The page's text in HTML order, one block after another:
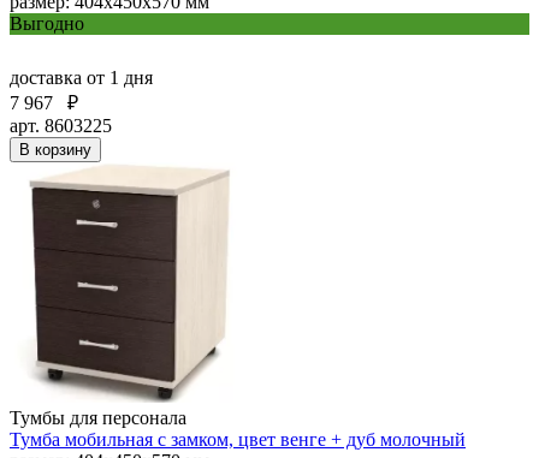
Выгодно
доставка от 1 дня
7 967
₽
арт. 8603225
В корзину
Тумбы для персонала
Тумба мобильная с замком, цвет венге + дуб молочный